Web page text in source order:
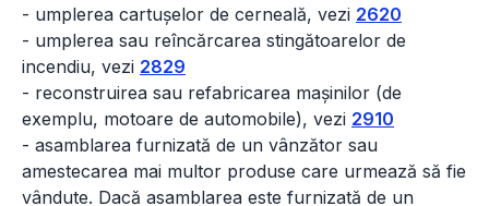
- umplerea cartușelor de cerneală, vezi 2620
- umplerea sau reîncărcarea stingătoarelor de
incendiu, vezi 2829
- reconstruirea sau refabricarea mașinilor (de
exemplu, motoare de automobile), vezi 2910
- asamblarea furnizată de un vânzător sau
amestecarea mai multor produse care urmează să fie
vândute. Dacă asamblarea este furnizată de un